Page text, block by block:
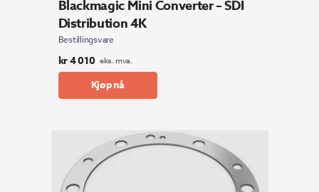
Blackmagic Mini Converter – SDI
Distribution 4K
Bestillingsvare
kr4 010 eks. mva.
Kjøp nå